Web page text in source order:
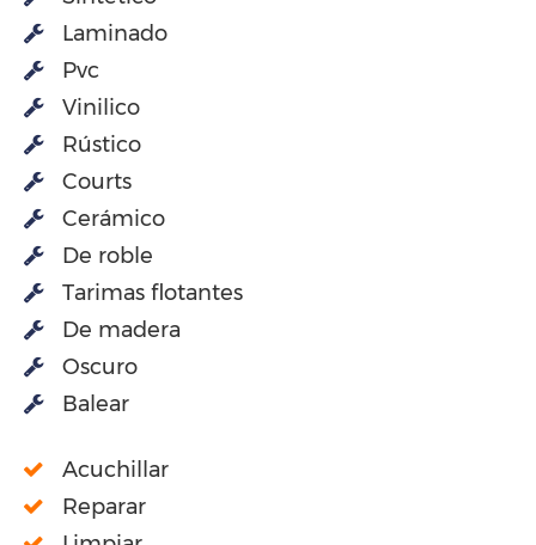
Laminado
Pvc
Vinilico
Rústico
Courts
Cerámico
De roble
Tarimas flotantes
De madera
Oscuro
Balear
Acuchillar
Reparar